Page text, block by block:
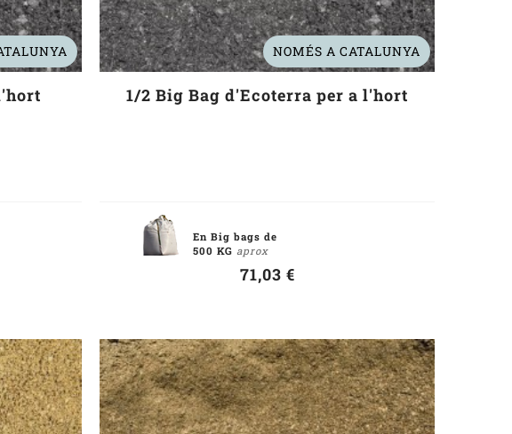
NOMÉS A CATALUNYA
1/2 Big Bag d'Ecoterra per a l'hort
En Big bags de
500 KG aprox
71,03 €